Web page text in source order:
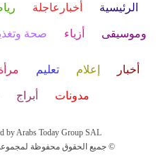
الرئيسية أخبارعاجلة
وموسيقى أزياء صحة
أخبار إعلام تعليم
مدونات أبراج
by Arabs Today Group SAL
جميع الحقوق محفوظة لمجموعة العرب اليوم الاعلامية 2025 ©